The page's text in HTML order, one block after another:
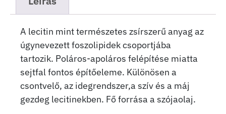
A lecitin mint természetes zsírszerű anyag az
úgynevezett foszolipidek csoportjába
tartozik. Poláros-apoláros felépítése miatta
sejtfal fontos építőeleme. Különösen a
csontvelő, az idegrendszer,a szív és a máj
gezdeg lecitinekben. Fő forrása a szójaolaj.